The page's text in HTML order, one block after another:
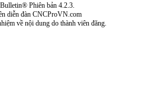
Phiên bản 4.2.3.
diễn đàn CNCProVN.com
về nội dung do thành viên đăng.